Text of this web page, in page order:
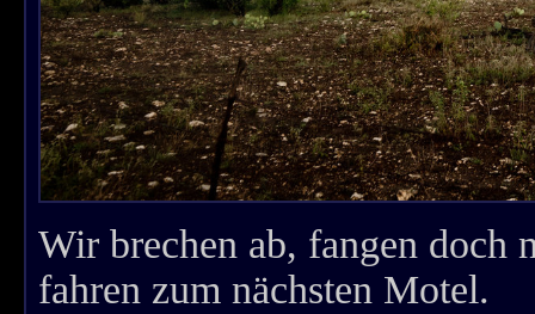
Wir brechen ab, fangen doch
fahren zum nächsten Motel.